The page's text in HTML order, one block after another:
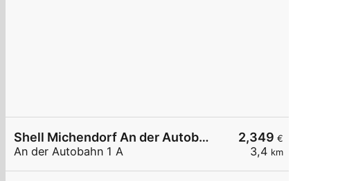
2,349 €
3,4 km
Shell Michendorf An der Autobahn 1 A
An der Autobahn 1 A